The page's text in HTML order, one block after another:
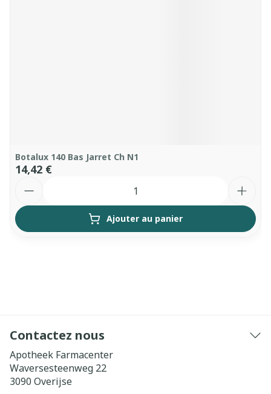
Botalux 140 Bas Jarret Ch N1
14,42 €
Ajouter au panier
Contactez nous
Apotheek Farmacenter
Waversesteenweg 22
3090 Overijse